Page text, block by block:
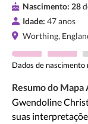
Nascimento: 28
Idade: 47 anos
Worthing,
Dados de nascimento
Resumo do Mapa
Gwendoline
suas